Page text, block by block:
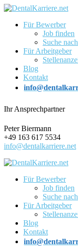
Für Bewerber
Job finden
Suche
Für Arbeitgeber
Blog
Kontakt
Ihr Ansprechpartner
Peter Biermann
+49 163 617 5534
info@dentalkarriere.net
Für Bewerber
Job finden
Suche
Für Arbeitgeber
Blog
Kontakt